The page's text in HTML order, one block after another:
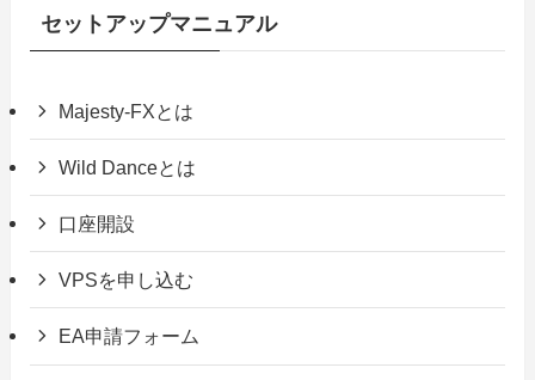
セットアップマニュアル
Majesty-FXとは
Wild Danceとは
口座開設
VPSを申し込む
EA申請フォーム